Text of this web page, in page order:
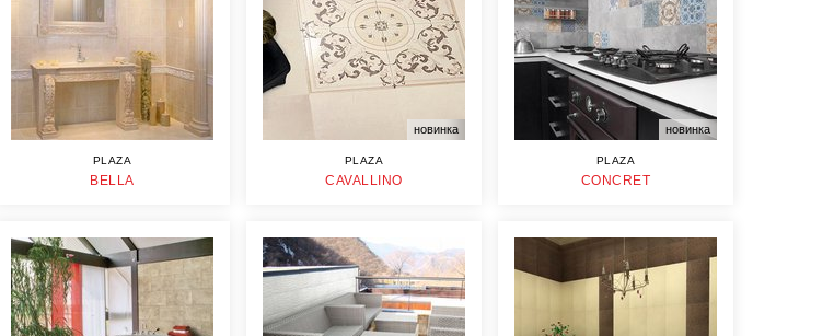
PLAZA
BELLA
новинка
PLAZA
CAVALLINO
новинка
PLAZA
CONCRET